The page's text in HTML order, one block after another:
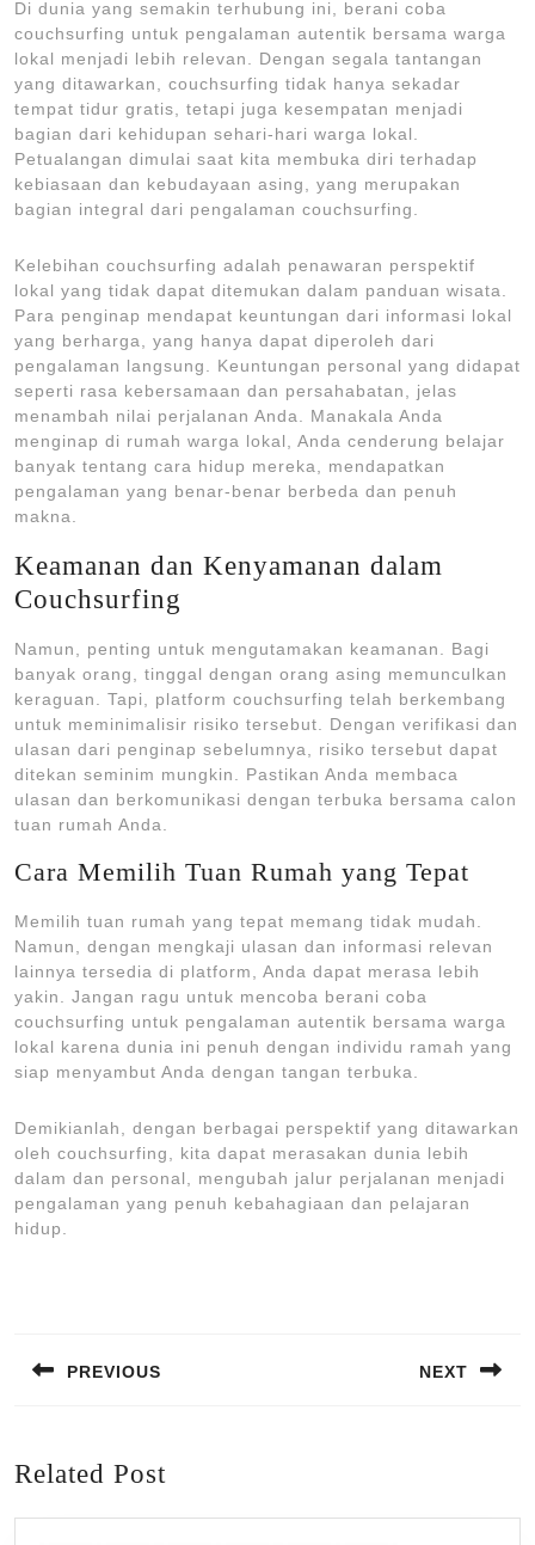
Di dunia yang semakin terhubung ini, berani coba
couchsurfing untuk pengalaman autentik bersama warga
lokal menjadi lebih relevan. Dengan segala tantangan
yang ditawarkan, couchsurfing tidak hanya sekadar
tempat tidur gratis, tetapi juga kesempatan menjadi
bagian dari kehidupan sehari-hari warga lokal.
Petualangan dimulai saat kita membuka diri terhadap
kebiasaan dan kebudayaan asing, yang merupakan
bagian integral dari pengalaman couchsurfing.
Kelebihan couchsurfing adalah penawaran perspektif
lokal yang tidak dapat ditemukan dalam panduan wisata.
Para penginap mendapat keuntungan dari informasi lokal
yang berharga, yang hanya dapat diperoleh dari
pengalaman langsung. Keuntungan personal yang didapat
seperti rasa kebersamaan dan persahabatan, jelas
menambah nilai perjalanan Anda. Manakala Anda
menginap di rumah warga lokal, Anda cenderung belajar
banyak tentang cara hidup mereka, mendapatkan
pengalaman yang benar-benar berbeda dan penuh
makna.
Keamanan dan Kenyamanan dalam
Couchsurfing
Namun, penting untuk mengutamakan keamanan. Bagi
banyak orang, tinggal dengan orang asing memunculkan
keraguan. Tapi, platform couchsurfing telah berkembang
untuk meminimalisir risiko tersebut. Dengan verifikasi dan
ulasan dari penginap sebelumnya, risiko tersebut dapat
ditekan seminim mungkin. Pastikan Anda membaca
ulasan dan berkomunikasi dengan terbuka bersama calon
tuan rumah Anda.
Cara Memilih Tuan Rumah yang Tepat
Memilih tuan rumah yang tepat memang tidak mudah.
Namun, dengan mengkaji ulasan dan informasi relevan
lainnya tersedia di platform, Anda dapat merasa lebih
yakin. Jangan ragu untuk mencoba berani coba
couchsurfing untuk pengalaman autentik bersama warga
lokal karena dunia ini penuh dengan individu ramah yang
siap menyambut Anda dengan tangan terbuka.
Demikianlah, dengan berbagai perspektif yang ditawarkan
oleh couchsurfing, kita dapat merasakan dunia lebih
dalam dan personal, mengubah jalur perjalanan menjadi
pengalaman yang penuh kebahagiaan dan pelajaran
hidup.
PREVIOUS NEXT
Related Post